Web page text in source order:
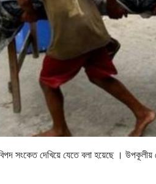
সংকেত দেখিয়ে যেতে বলা হয়েছে ।